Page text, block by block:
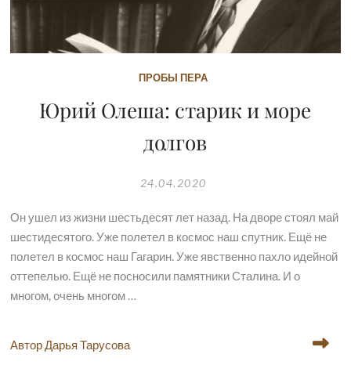
ПРОБЫ ПЕРА
Юрий Олеша: старик и море
долгов
24.04.2020
Он ушел из жизни шестьдесят лет назад. На дворе стоял май
шестидесятого. Уже полетел в космос наш спутник. Ещё не
полетел в космос наш Гагарин. Уже явственно пахло идейной
оттепелью. Ещё не посносили памятники Сталина. И о
многом, очень многом …
Автор Дарья Тарусова